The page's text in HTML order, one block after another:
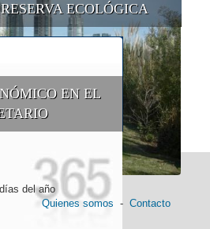
ECOLÓGICA
EN EL
del año
Quienes somos - Contacto